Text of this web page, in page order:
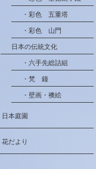
・彩色 五重塔
・彩色 山門
日本の伝統文化
・六手先総詰組
・梵 鐘
・壁画・襖絵
日本庭園
花だより